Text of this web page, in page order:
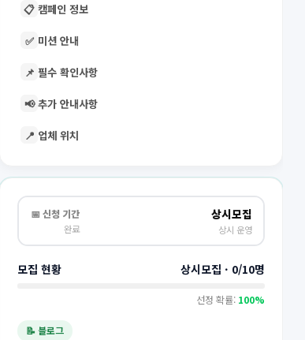
📋 캠페인 정보
✅ 미션 안내
📌 필수 확인사항
📢 추가 안내사항
📍 업체 위치
📅 신청 기간
완료
상시모집
상시 운영
모집 현황 상시모집 · 0/10명
선정 확률: 100%
📝 블로그